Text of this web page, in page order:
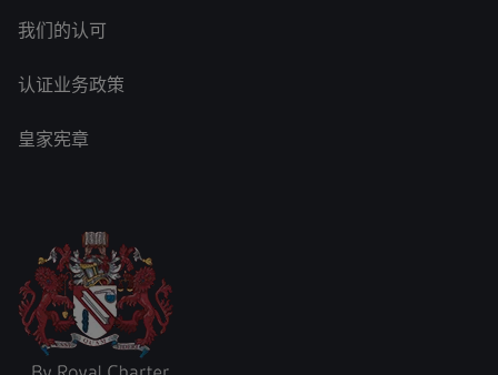
我们的认可
认证业务政策
皇家宪章